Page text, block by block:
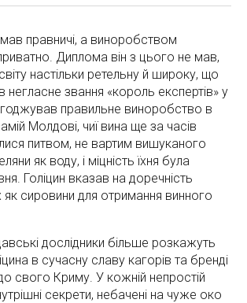
правничі, а виноробством
Диплома він з цього не мав,
настільки ретельну й широку, що
звання «король експертів» у
правильне виноробство в
Молдові, чиї вина ще за часів
питвом, не вартим вишуканого
як воду, і міцність їхня була
Голіцин вказав на доречність
як сировини для отримання винного
дослідники більше розкажуть
в сучасну славу кагорів та бренді
свого Криму. У кожній непростій
секрети, небачені на чуже око